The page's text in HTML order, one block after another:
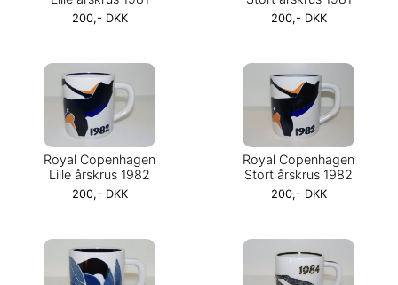
200,- DKK 200,- DKK
Royal Copenhagen
Lille årskrus 1982
200,- DKK
Royal Copenhagen
Stort årskrus 1982
200,- DKK